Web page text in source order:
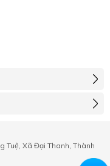
Tuệ, Xã Đại Thanh, Thành